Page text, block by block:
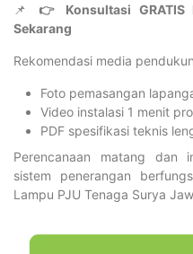
📌 👉 Konsultasi GRATIS
Sekarang
Rekomendasi media
Foto pemasangan
Video instalasi 1 menit
PDF spesifikasi teknis
Perencanaan matang dan
sistem penerangan
Lampu PJU Tenaga Surya